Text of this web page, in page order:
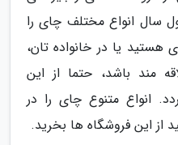
انواع مختلف چای را
هستید یا در خانواده تان،
باشد، حتما از این
انواع متنوع چای را در
این فروشگاه ها بخرید.